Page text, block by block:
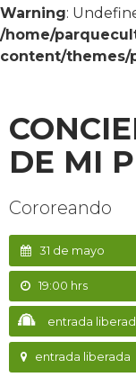
Warning:
/home/
content/themes/
DE MI
Cororeando
31 de mayo
19:00 hrs
entrada
entrada liberada